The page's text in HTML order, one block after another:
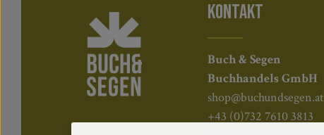
KONTAKT
Buch & Segen
Buchhandels GmbH
shop@buchundsegen.at
+43 (0)732 7610 3813